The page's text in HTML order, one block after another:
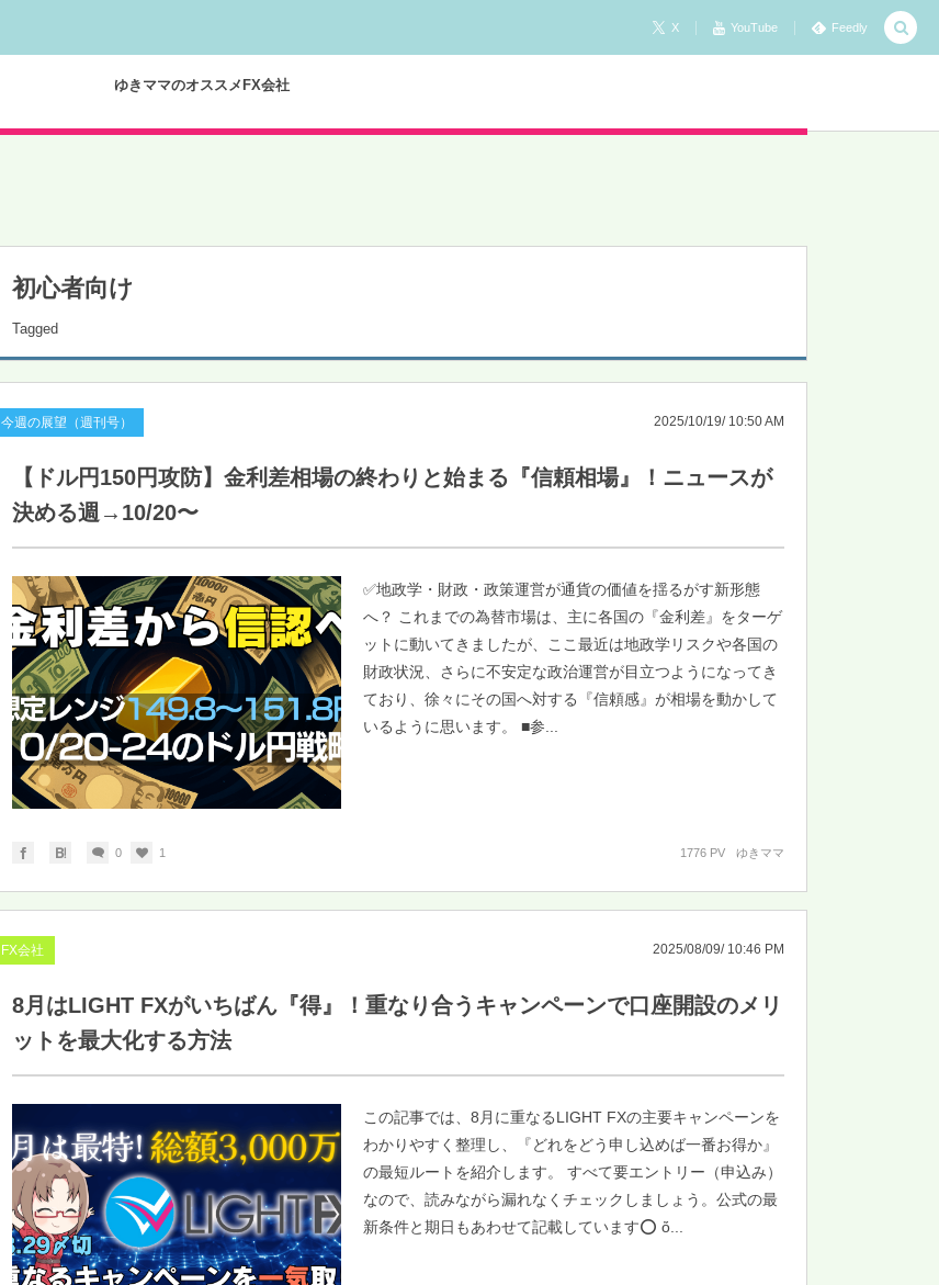
X YouTube Feedly
ゆきママのオススメFX会社
初心者向け
Tagged
今週の展望（週刊号） 2025/10/19/ 10:50 AM
【ドル円150円攻防】金利差相場の終わりと始まる『信頼相場』！ニュースが
決める週→10/20〜
✅地政学・財政・政策運営が通貨の価値を揺るがす新形態
へ？ これまでの為替市場は、主に各国の『金利差』をターゲ
ットに動いてきましたが、ここ最近は地政学リスクや各国の
財政状況、さらに不安定な政治運営が目立つようになってき
ており、徐々にその国へ対する『信頼感』が相場を動かして
いるように思います。 ■参...
0 1 ゆきママ
1776 PV
FX会社 2025/08/09/ 10:46 PM
8月はLIGHT FXがいちばん『得』！重なり合うキャンペーンで口座開設のメリ
ットを最大化する方法
この記事では、8月に重なるLIGHT FXの主要キャンペーンを
わかりやすく整理し、『どれをどう申し込めば一番お得か』
の最短ルートを紹介します。 すべて要エントリー（申込み）
なので、読みながら漏れなくチェックしましょう。公式の最
新条件と期日もあわせて記載しています⭕️ ὄ...